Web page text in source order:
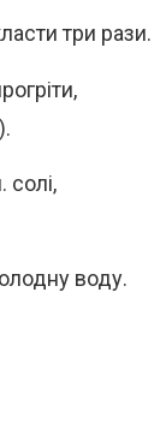
три рази.
солі,
воду.